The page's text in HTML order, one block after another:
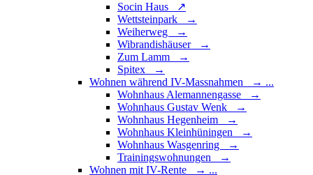
Socin Haus ↗
Wettsteinpark →
Weiherweg →
Wibrandishäuser →
Zum Lamm →
Spitex →
Wohnen während IV-Massnahmen
→ ...
Wohnhaus Alemannengasse →
Wohnhaus Gustav Wenk →
Wohnhaus Hegenheim →
Wohnhaus Kleinhüningen →
Wohnhaus Wasgenring →
Trainingswohnungen →
Wohnen mit IV-Rente
→ ...